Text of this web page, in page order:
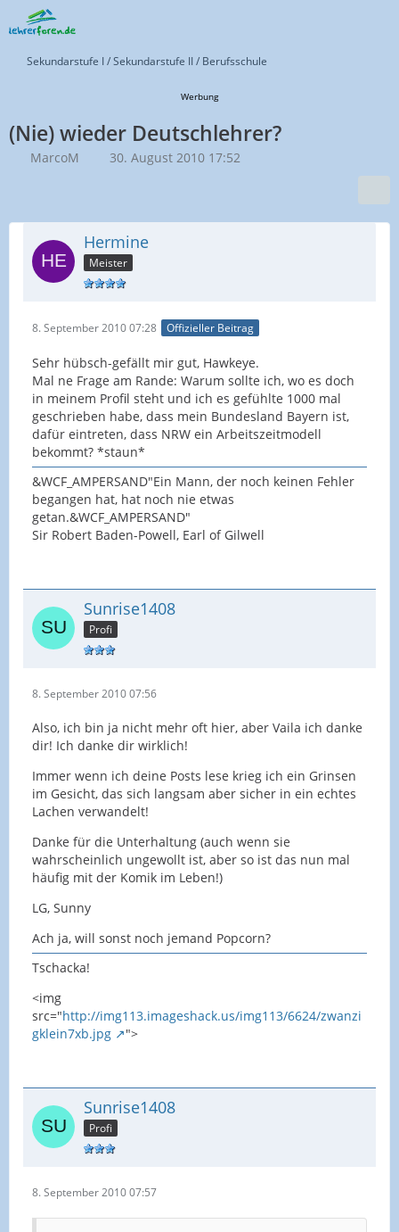
Sekundarstufe I / Sekundarstufe II / Berufsschule
Werbung
(Nie) wieder Deutschlehrer?
MarcoM 30. August 2010 17:52
Hermine
Meister
8. September 2010 07:28 Offizieller Beitrag
Sehr hübsch-gefällt mir gut, Hawkeye.
Mal ne Frage am Rande: Warum sollte ich, wo es doch
in meinem Profil steht und ich es gefühlte 1000 mal
geschrieben habe, dass mein Bundesland Bayern ist,
dafür eintreten, dass NRW ein Arbeitszeitmodell
bekommt? *staun*
&WCF_AMPERSAND"Ein Mann, der noch keinen Fehler
begangen hat, hat noch nie etwas
getan.&WCF_AMPERSAND"
Sir Robert Baden-Powell, Earl of Gilwell
Sunrise1408
Profi
8. September 2010 07:56
Also, ich bin ja nicht mehr oft hier, aber Vaila ich danke
dir! Ich danke dir wirklich!
Immer wenn ich deine Posts lese krieg ich ein Grinsen
im Gesicht, das sich langsam aber sicher in ein echtes
Lachen verwandelt!
Danke für die Unterhaltung (auch wenn sie
wahrscheinlich ungewollt ist, aber so ist das nun mal
häufig mit der Komik im Leben!)
LG, Sunny
Ach ja, will sonst noch jemand Popcorn?
Tschacka!
<img
src="http://img113.imageshack.us/img113/6624/zwanzi
gklein7xb.jpg
">
Sunrise1408
Profi
8. September 2010 07:57